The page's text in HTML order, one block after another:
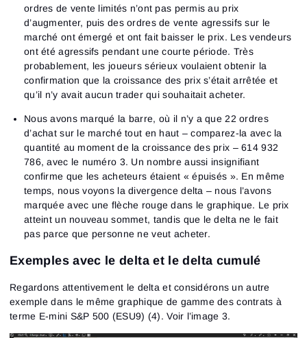
ordres de vente limités n’ont pas permis au prix
d’augmenter, puis des ordres de vente agressifs sur le
marché ont émergé et ont fait baisser le prix. Les vendeurs
ont été agressifs pendant une courte période. Très
probablement, les joueurs sérieux voulaient obtenir la
confirmation que la croissance des prix s’était arrêtée et
qu’il n’y avait aucun trader qui souhaitait acheter.
Nous avons marqué la barre, où il n’y a que 22 ordres
d’achat sur le marché tout en haut – comparez-la avec la
quantité au moment de la croissance des prix – 614 932
786, avec le numéro 3. Un nombre aussi insignifiant
confirme que les acheteurs étaient « épuisés ». En même
temps, nous voyons la divergence delta – nous l’avons
marquée avec une flèche rouge dans le graphique. Le prix
atteint un nouveau sommet, tandis que le delta ne le fait
pas parce que personne ne veut acheter.
Exemples avec le delta et le delta cumulé
Regardons attentivement le delta et considérons un autre
exemple dans le même graphique de gamme des contrats à
terme E-mini S&P 500 (ESU9) (4). Voir l’image 3.